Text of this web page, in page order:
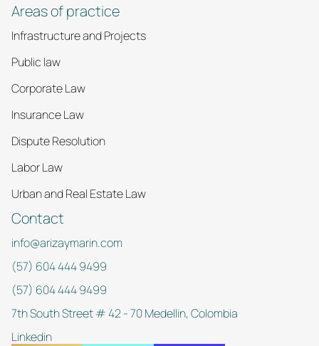
Areas of practice
Infrastructure and Projects
Public law
Corporate Law
Insurance Law
Dispute Resolution
Labor Law
Urban and Real Estate Law
Contact
info@arizaymarin.com
(57) 604 444 9499
(57) 604 444 9499
7th South Street # 42 - 70 Medellin, Colombia
Linkedin